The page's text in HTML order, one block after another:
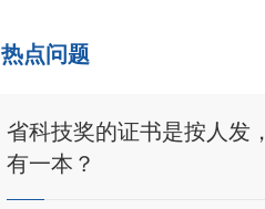
热点问题
省科技奖的证书是按人发
有一本？